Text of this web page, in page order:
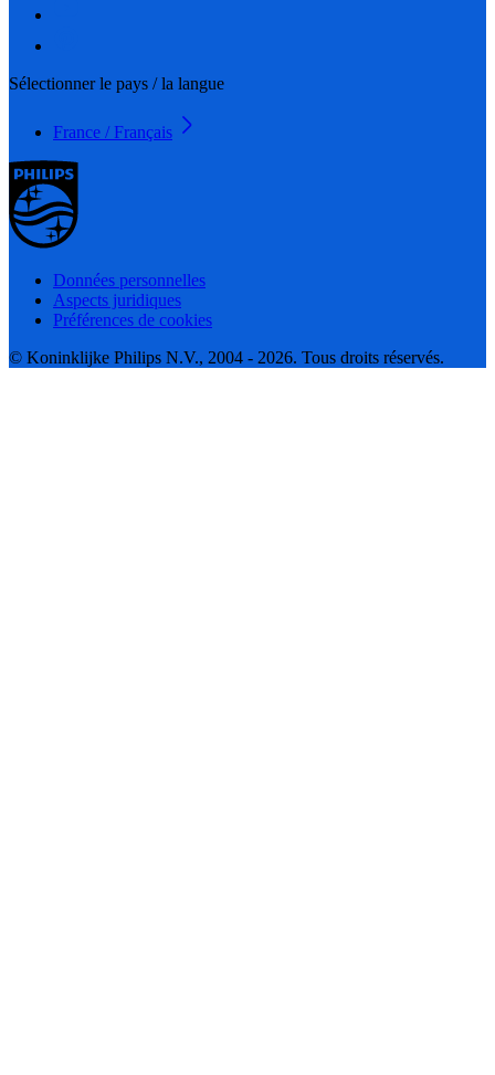
Sélectionner le pays / la langue
France / Français
Données personnelles
Aspects juridiques
Préférences de cookies
© Koninklijke Philips N.V., 2004 - 2026. Tous droits réservés.